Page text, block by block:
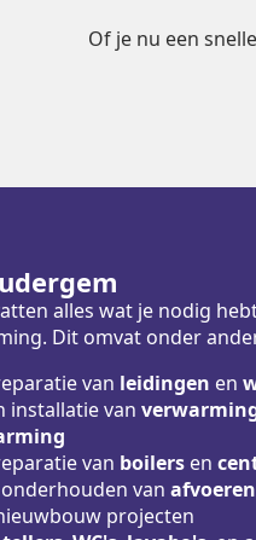
Of je nu een
alles wat je nodig
Dit omvat onder
van leidingen en
installatie van
van boilers en
van afvoeren
projecten